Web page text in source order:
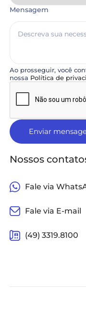
Mensagem
Ao prosseguir, você
nossa Política de
Enviar
Nossos
Fale via
Fale via E-mail
(49) 3319.8100